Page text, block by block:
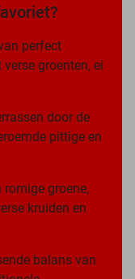
perfect
groenten, ei
door de
pittige en
romige groene,
kruiden en
balans van